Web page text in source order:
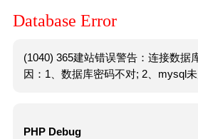
Database Error
(1040) 365建站错误警告：连接数据
因：1、数据库密码不对; 2、mysql未
PHP Debug